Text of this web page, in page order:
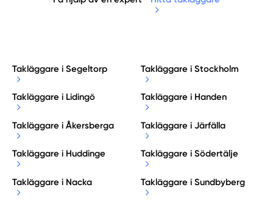
Takläggare i Segeltorp Takläggare i Stockholm
Takläggare i Lidingö Takläggare i Handen
Takläggare i Åkersberga Takläggare i Järfälla
Takläggare i Huddinge Takläggare i Södertälje
Takläggare i Nacka Takläggare i Sundbyberg